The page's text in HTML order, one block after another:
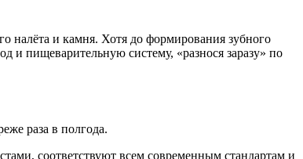
налёта и камня. Хотя до формирования зубного
пищеварительную систему, «разнося заразу» по
раза в полгода.
соответствуют всем современным стандартам и